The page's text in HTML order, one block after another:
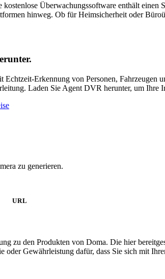
Überwachungssoftware enthält
hinweg. Ob für Heimsicherheit oder
Erkennung von Personen, Fahrzeugen
Laden Sie Agent DVR herunter, um Ihre
zu generieren.
URL
zu den Produkten von Doma. Die hier
oder Gewährleistung dafür, dass Sie sich mit